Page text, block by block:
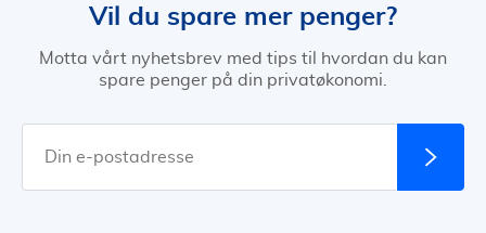
Vil du spare mer penger?
Motta vårt nyhetsbrev med tips til hvordan du kan
spare penger på din privatøkonomi.